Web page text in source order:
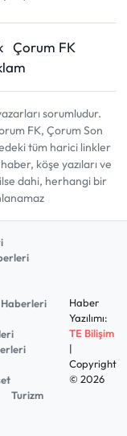
Çorum FK
sorumludur.
FK, Çorum Son
tüm harici linkler
köşe yazıları ve
dahi, herhangi bir
Turizm
Haber
Yazılımı:
TE Bilişim
|
Copyright
© 2026